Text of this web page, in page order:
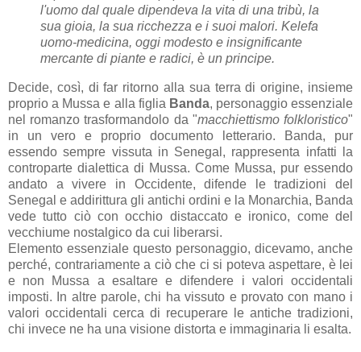
l'uomo dal quale dipendeva la vita di una tribù, la
sua gioia, la sua ricchezza e i suoi malori. Kelefa
uomo-medicina, oggi modesto e insignificante
mercante di piante e radici, è un principe.
Decide, così, di far ritorno alla sua terra di origine, insieme
proprio a Mussa e alla figlia Banda, personaggio essenziale
nel romanzo trasformandolo da "macchiettismo folkloristico"
in un vero e proprio documento letterario. Banda, pur
essendo sempre vissuta in Senegal, rappresenta infatti la
controparte dialettica di Mussa. Come Mussa, pur essendo
andato a vivere in Occidente, difende le tradizioni del
Senegal e addirittura gli antichi ordini e la Monarchia, Banda
vede tutto ciò con occhio distaccato e ironico, come del
vecchiume nostalgico da cui liberarsi.
Elemento essenziale questo personaggio, dicevamo, anche
perché, contrariamente a ciò che ci si poteva aspettare, è lei
e non Mussa a esaltare e difendere i valori occidentali
imposti. In altre parole, chi ha vissuto e provato con mano i
valori occidentali cerca di recuperare le antiche tradizioni,
chi invece ne ha una visione distorta e immaginaria li esalta.